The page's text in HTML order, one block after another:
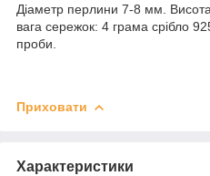
Діаметр перлини 7-8 мм.
вага сережок: 4 грама срібло
проби.
Приховати
Характеристики